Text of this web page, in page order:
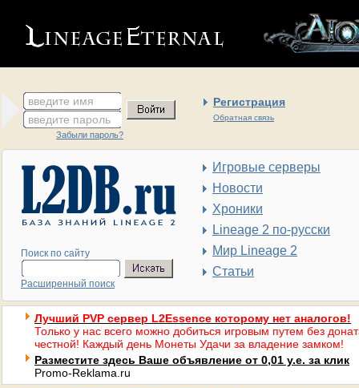
введите имя Регистрация
Обратная связь
введите пароль
Забыли пароль?
Поиск по сайту
Расширенный поиск
Игровые серверы
Новости
Хроники
Lineage 2 по-русски
Мир Lineage 2
Статьи
Лучший PVP сервер L2Essence которому нет аналогов!
Только у нас всего можно добиться игровым путем без
честной! Каждый день Монеты Удачи за владение замком!
Разместите здесь Ваше объявление от 0,01 у.е. за клик
Promo-Reklama.ru